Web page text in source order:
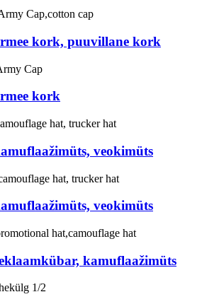
kork, puuvillane kork
kork
veokimüts
veokimüts
kamuflaažimüts
1/2